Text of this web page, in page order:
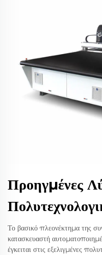
Προηγμένες
Το βασικό πλεονέκτημα της
κατασκευαστή
έγκειται στις εξελιγμένες